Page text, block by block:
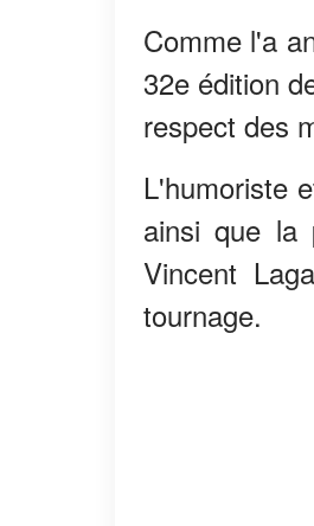
Comme l'a
32e édition
respect des
L'humoriste
ainsi que la
Vincent
tournage.